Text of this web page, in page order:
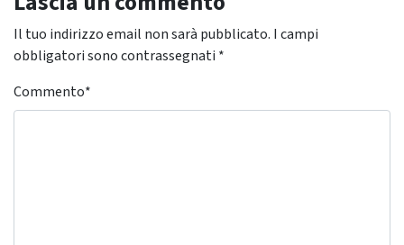
Il tuo indirizzo email non sarà pubblicato. I campi
obbligatori sono contrassegnati *
Commento*